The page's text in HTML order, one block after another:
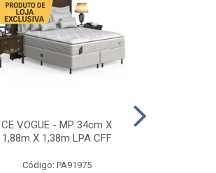
CE VOGUE - MP 34cm X
1,88m X 1,38m LPA CFF
Código: PA91975